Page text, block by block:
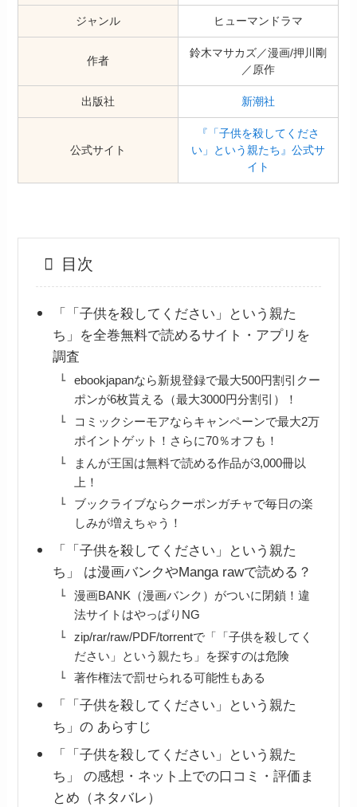
ジャンル ヒューマンドラマ
作者
鈴木マサカズ／漫画/押川剛
／原作
出版社 新潮社
公式サイト
『「子供を殺してくださ
い」という親たち』公式サ
イト
目次
「「子供を殺してください」という親た
ち」を全巻無料で読めるサイト・アプリを
調査
ebookjapanなら新規登録で最大500円割引クー
ポンが6枚貰える（最大3000円分割引）！
コミックシーモアならキャンペーンで最大2万
ポイントゲット！さらに70％オフも！
まんが王国は無料で読める作品が3,000冊以
上！
ブックライブならクーポンガチャで毎日の楽
しみが増えちゃう！
「「子供を殺してください」という親た
ち」 は漫画バンクやManga rawで読める？
漫画BANK（漫画バンク）がついに閉鎖！違
法サイトはやっぱりNG
zip/rar/raw/PDF/torrentで「「子供を殺してく
ださい」という親たち」を探すのは危険
著作権法で罰せられる可能性もある
「「子供を殺してください」という親た
ち」の あらすじ
「「子供を殺してください」という親た
ち」 の感想・ネット上での口コミ・評価ま
とめ（ネタバレ）